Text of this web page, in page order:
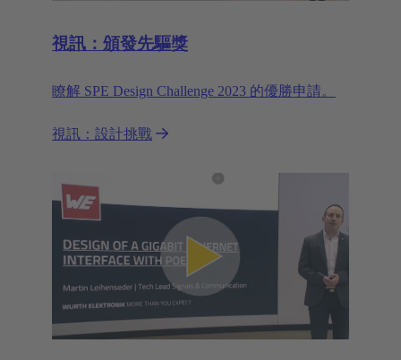
視訊：頒發先驅獎
瞭解 SPE Design Challenge 2023 的優勝申請。
視訊：設計挑戰